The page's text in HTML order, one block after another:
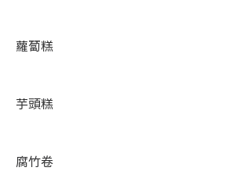
蘿蔔糕
芋頭糕
腐竹卷